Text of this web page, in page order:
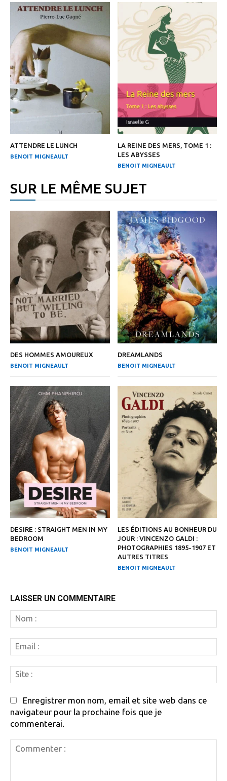
ATTENDRE LE LUNCH
BENOIT MIGNEAULT
LA REINE DES MERS, TOME 1 :
LES ABYSSES
BENOIT MIGNEAULT
SUR LE MÊME SUJET
DES HOMMES AMOUREUX
BENOIT MIGNEAULT
DREAMLANDS
BENOIT MIGNEAULT
DESIRE : STRAIGHT MEN IN MY
BEDROOM
BENOIT MIGNEAULT
LES ÉDITIONS AU BONHEUR DU
JOUR : VINCENZO GALDI :
PHOTOGRAPHIES 1895-1907 ET
AUTRES TITRES
BENOIT MIGNEAULT
LAISSER UN COMMENTAIRE
:
:
:
Enregistrer mon nom, email et site web dans ce
navigateur pour la prochaine fois que je
commenterai.